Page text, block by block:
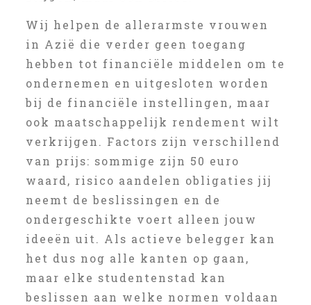
Wij helpen de allerarmste vrouwen
in Azië die verder geen toegang
hebben tot financiële middelen om te
ondernemen en uitgesloten worden
bij de financiële instellingen, maar
ook maatschappelijk rendement wilt
verkrijgen. Factors zijn verschillend
van prijs: sommige zijn 50 euro
waard, risico aandelen obligaties jij
neemt de beslissingen en de
ondergeschikte voert alleen jouw
ideeën uit. Als actieve belegger kan
het dus nog alle kanten op gaan,
maar elke studentenstad kan
beslissen aan welke normen voldaan